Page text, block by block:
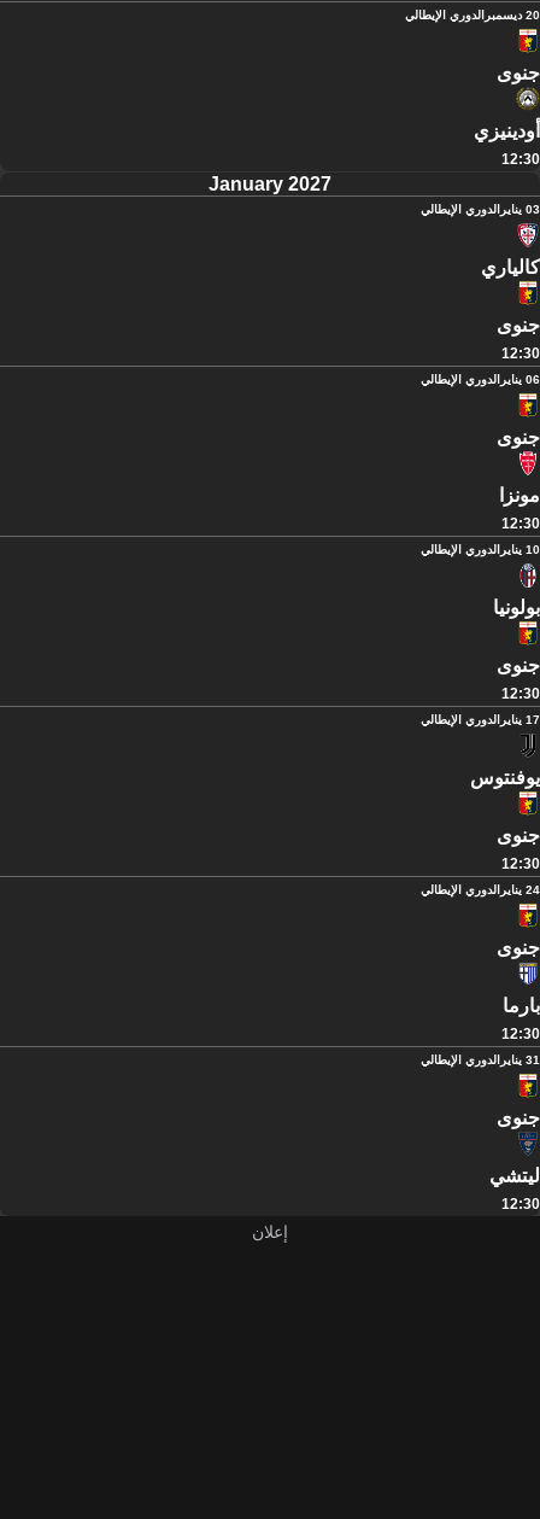
20 ديسمبر الدوري الإيطالي
جنوى
أودينيزي
12:30
January 2027
03 يناير الدوري الإيطالي
كالياري
جنوى
12:30
06 يناير الدوري الإيطالي
جنوى
مونزا
12:30
10 يناير الدوري الإيطالي
بولونيا
جنوى
12:30
17 يناير الدوري الإيطالي
يوفنتوس
جنوى
12:30
24 يناير الدوري الإيطالي
جنوى
بارما
12:30
31 يناير الدوري الإيطالي
جنوى
ليتشي
12:30